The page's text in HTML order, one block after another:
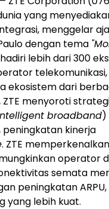
yang
menggelar
dengan tema
lebih dari 300
telekomunikasi,
ekosistem dari
ZTE menyoroti
broadband)
peningkatan kinerja
. ZTE memperkenalkan
operator
semata
peningkatan ARPU,
yang lebih kuat.